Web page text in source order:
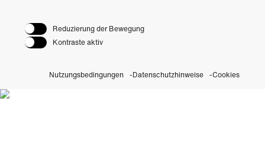
Reduzierung der Bewegung
Kontraste aktiv
Nutzungsbedingungen Datenschutzhinweise Cookies